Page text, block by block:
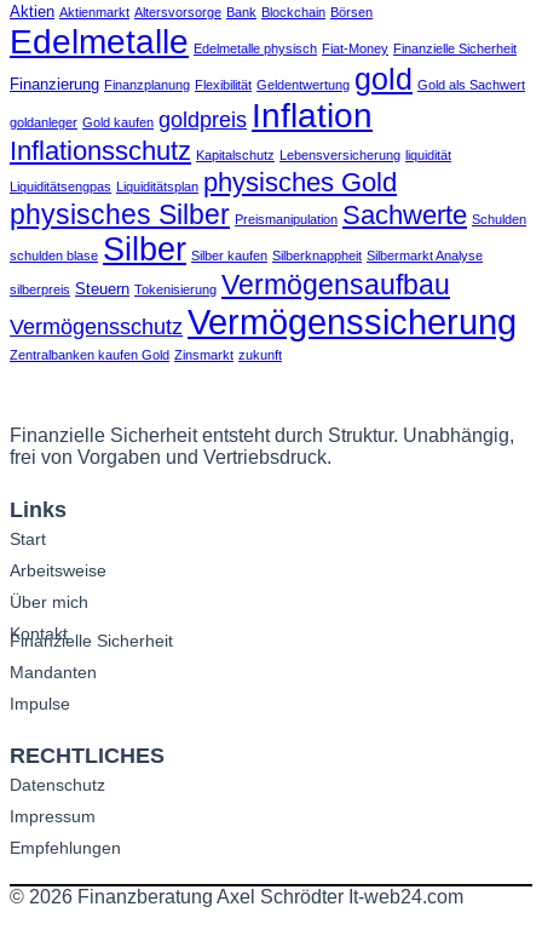
Aktien Aktienmarkt Altersvorsorge Bank Blockchain Börsen
Edelmetalle Edelmetalle physisch Fiat-Money Finanzielle Sicherheit
Finanzierung Finanzplanung Flexibilität Geldentwertung gold Gold als Sachwert
goldanleger Gold kaufen goldpreis Inflation
Inflationsschutz Kapitalschutz Lebensversicherung liquidität
Liquiditätsengpas Liquiditätsplan physisches Gold
physisches Silber Preismanipulation Sachwerte Schulden
schulden blase Silber Silber kaufen Silberknappheit Silbermarkt Analyse
silberpreis Steuern Tokenisierung Vermögensaufbau
Vermögensschutz Vermögenssicherung
Zentralbanken kaufen Gold Zinsmarkt zukunft
Finanzielle Sicherheit entsteht durch Struktur. Unabhängig,
frei von Vorgaben und Vertriebsdruck.
Links
Start
Arbeitsweise
Über mich
Kontakt
Finanzielle Sicherheit
Mandanten
Impulse
RECHTLICHES
Datenschutz
Impressum
Empfehlungen